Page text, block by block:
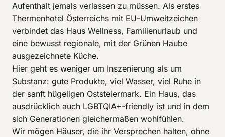
Aufenthalt jemals verlassen zu müssen. Als erstes
Thermenhotel Österreichs mit EU-Umweltzeichen
verbindet das Haus Wellness, Familienurlaub und
eine bewusst regionale, mit der Grünen Haube
ausgezeichnete Küche.
Hier geht es weniger um Inszenierung als um
Substanz: gute Produkte, viel Wasser, viel Ruhe in
der sanft hügeligen Oststeiermark. Ein Haus, das
ausdrücklich auch LGBTQIA+-friendly ist und in dem
sich Generationen gleichermaßen wohlfühlen.
Wir mögen Häuser, die ihr Versprechen halten, ohne